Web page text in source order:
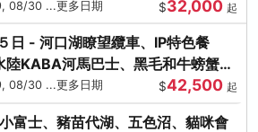
08/30 ...更多日期 $32,000 起
日 - 河口湖瞭望纜車、IP特色餐
陸KABA河馬巴士、黑毛和牛螃蟹美
08/30 ...更多日期 $42,500 起
富士、豬苗代湖、五色沼、貓咪會